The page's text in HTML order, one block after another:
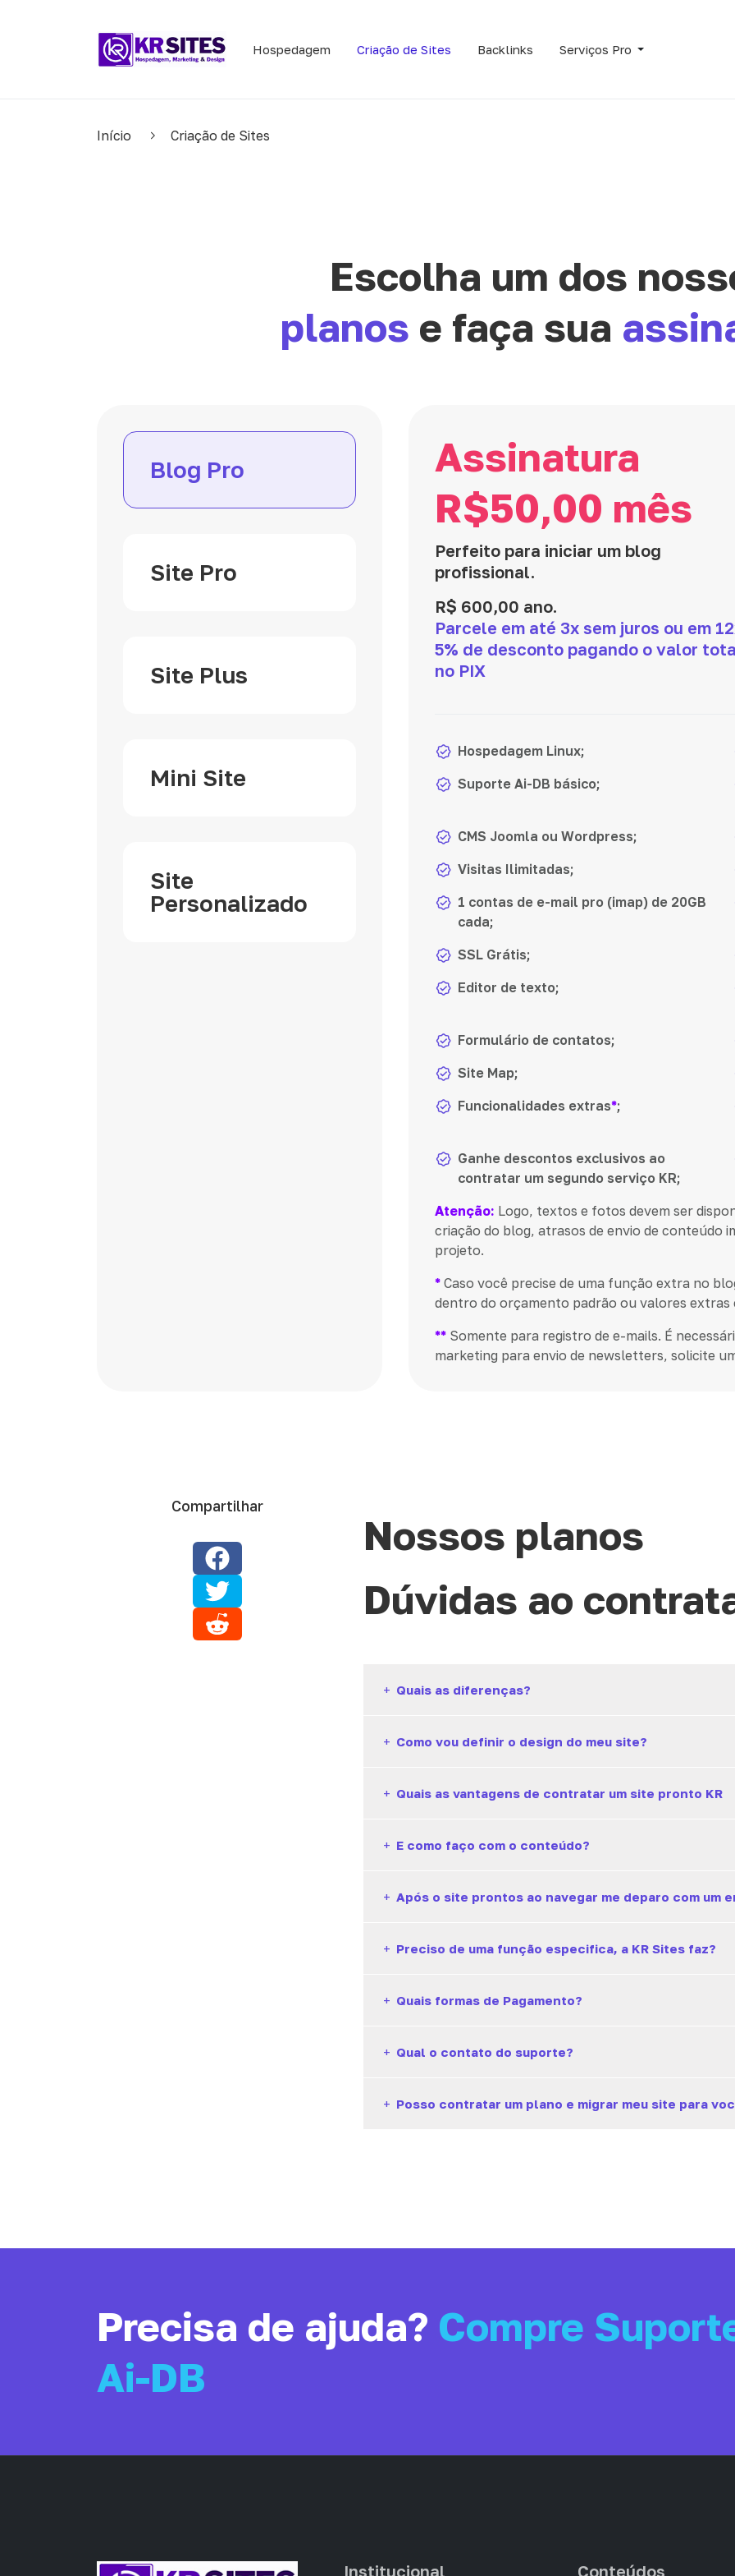
Hospedagem Criação de Sites Backlinks Serviços Pro
Início Criação de Sites
Escolha um dos
planos e faça sua
Blog Pro
Site Pro
Site Plus
Mini Site
Site
Personalizado
Assinatura
R$50,00 mês
Perfeito para iniciar um blog
profissional.
R$ 600,00 ano.
Parcele em até 3x sem juros ou em
5% de desconto pagando o valor
no PIX
Hospedagem Linux;
Suporte Ai-DB básico;
CMS Joomla ou Wordpress;
Visitas Ilimitadas;
1 contas de e-mail pro (imap) de 20GB
cada;
SSL Grátis;
Editor de texto;
Formulário de contatos;
Site Map;
Funcionalidades extras*;
Ganhe descontos exclusivos ao
contratar um segundo serviço KR;
Atenção: Logo, textos e fotos devem ser
criação do blog, atrasos de envio de conteúdo
projeto.
* Caso você precise de uma função extra no
dentro do orçamento padrão ou valores
** Somente para registro de e-mails. É
marketing para envio de newsletters, solicite
Compartilhar
Nossos planos
Dúvidas ao
+ Quais as diferenças?
+ Como vou definir o design do meu site?
+ Quais as vantagens de contratar um site pronto KR
+ E como faço com o conteúdo?
+ Após o site prontos ao navegar me deparo com um
+ Preciso de uma função especifica, a KR Sites faz?
+ Quais formas de Pagamento?
+ Qual o contato do suporte?
+ Posso contratar um plano e migrar meu site para
Precisa de ajuda? Compre
Ai-DB
Institucional Conteúdos